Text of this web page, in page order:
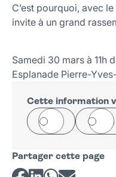
C’est pourquoi, avec
invite à un grand
Samedi 30 mars à 11h
Esplanade Pierre-
Cette information
Oui Non
Partager cette page
Partager sur
Partager sur
Partager sur
Partager